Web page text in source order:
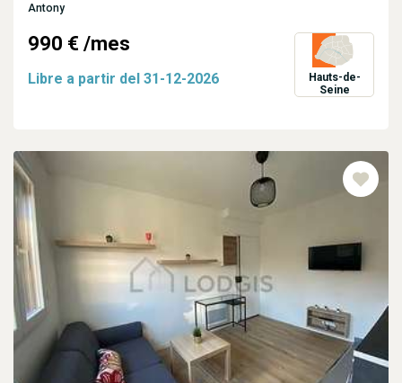
Antony
990 € /mes
Libre a partir del 31-12-2026
Hauts-de-
Seine